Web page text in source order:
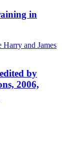
in
and James
edited by
2006,